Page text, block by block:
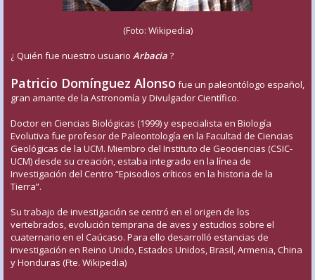
(Foto: Wikipedia)
¿ Quién fue nuestro usuario Arbacia?
Patricio Domínguez Alonso fue un paleontólogo español,
gran amante de la Astronomía y Divulgador Científico.
Doctor en Ciencias Biológicas (1999) y especialista en Biología
Evolutiva fue profesor de Paleontología en la Facultad de Ciencias
Geológicas de la UCM. Miembro del Instituto de Geociencias (CSIC-
UCM) desde su creación, estaba integrado en la línea de
Investigación del Centro “Episodios críticos en la historia de la
Tierra”.
Su trabajo de investigación se centró en el origen de los
vertebrados, evolución temprana de aves y estudios sobre el
cuaternario en el Caúcaso. Para ello desarrolló estancias de
investigación en Reino Unido, Estados Unidos, Brasil, Armenia, China
y Honduras (Fte. Wikipedia)